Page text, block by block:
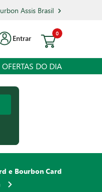
Assis Brasil
Entrar
0
OFERTAS DO DIA
e Bourbon Card